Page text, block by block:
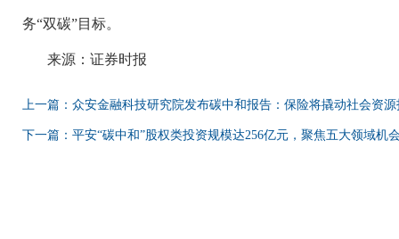
务“双碳”目标。
来源：证券时报
上一篇：众安金融科技研究院发布碳中和报告：保险将撬动社会资
下一篇：平安“碳中和”股权类投资规模达256亿元，聚焦五大领域机